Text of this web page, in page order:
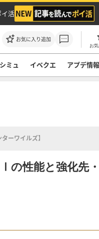
イ活
お気に入り追加
お
ミュ イベクエ アプデ情報
ーワイルズ】
の性能と強化先